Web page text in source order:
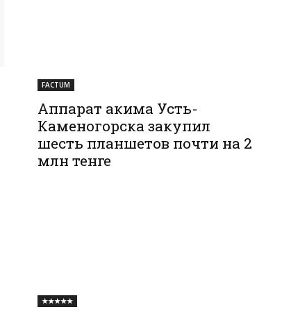
FACTUM
Аппарат акима Усть-
Каменогорска закупил
шесть планшетов почти на 2
млн тенге
★★★★★